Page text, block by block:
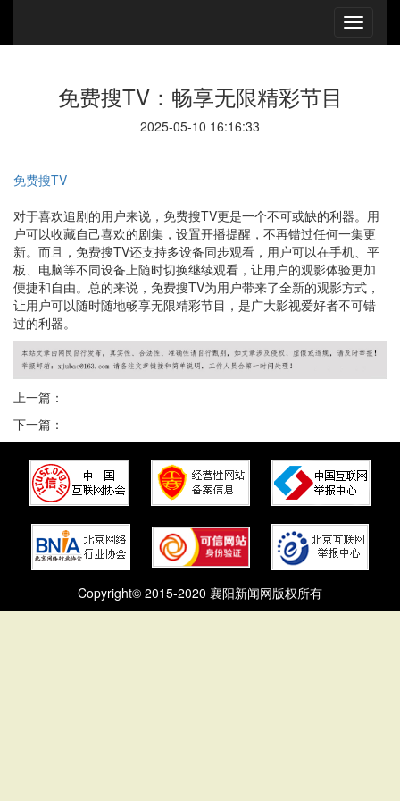
免费搜TV：畅享无限精彩节目
2025-05-10 16:16:33
免费搜TV
对于喜欢追剧的用户来说，免费搜TV更是一个不可或缺的利器。用
户可以收藏自己喜欢的剧集，设置开播提醒，不再错过任何一集更
新。而且，免费搜TV还支持多设备同步观看，用户可以在手机、平
板、电脑等不同设备上随时切换继续观看，让用户的观影体验更加
便捷和自由。总的来说，免费搜TV为用户带来了全新的观影方式，
让用户可以随时随地畅享无限精彩节目，是广大影视爱好者不可错
过的利器。
上一篇：
下一篇：
Copyright© 2015-2020 襄阳新闻网版权所有